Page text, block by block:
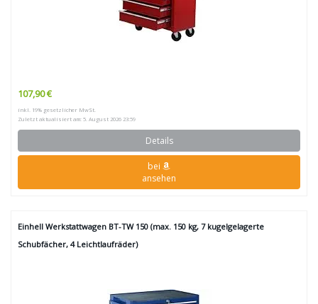
107,90 €
inkl. 19% gesetzlicher MwSt.
Zuletzt aktualisiert am: 5. August 2026 23:59
Details
bei
ansehen
Einhell Werkstattwagen BT-TW 150 (max. 150 kg, 7 kugelgelagerte
Schubfächer, 4 Leichtlaufräder)